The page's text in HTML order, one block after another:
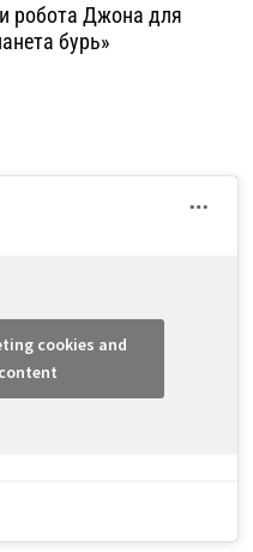
робота Джона для
бурь»
cookies and